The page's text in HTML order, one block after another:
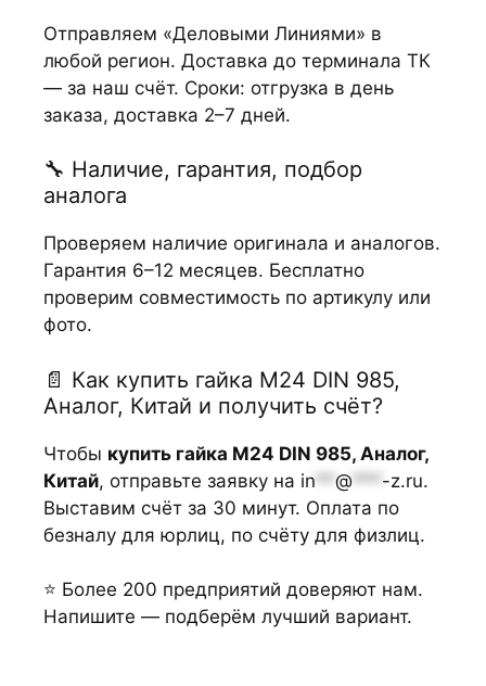
Отправляем «Деловыми Линиями» в
любой регион. Доставка до терминала ТК
— за наш счёт. Сроки: отгрузка в день
заказа, доставка 2–7 дней.
🔧 Наличие, гарантия, подбор
аналога
Проверяем наличие оригинала и аналогов.
Гарантия 6–12 месяцев. Бесплатно
проверим совместимость по артикулу или
фото.
📄 Как купить гайка М24 DIN 985,
Аналог, Китай и получить счёт?
Чтобы купить гайка М24 DIN 985, Аналог,
Китай, отправьте заявку на in ** @ *** -z.ru.
Выставим счёт за 30 минут. Оплата по
безналу для юрлиц, по счёту для физлиц.
⭐ Более 200 предприятий доверяют нам.
Напишите — подберём лучший вариант.